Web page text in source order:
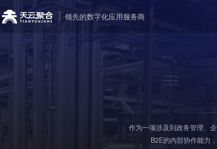
领先的数字化应用服务商
作为一项涉及到政务管理、
B2E的内部协作能力